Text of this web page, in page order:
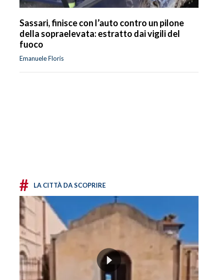
Sassari, finisce con l’auto contro un pilone
della sopraelevata: estratto dai vigili del
fuoco
Emanuele Floris
# LA CITTÀ DA SCOPRIRE